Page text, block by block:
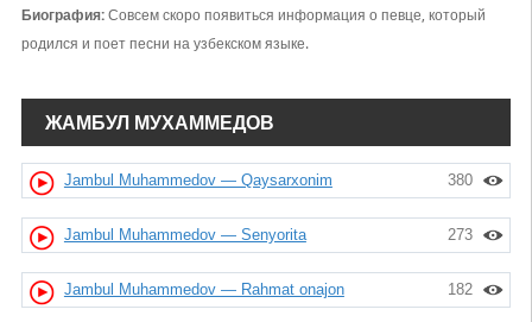
Биография: Совсем скоро появиться информация о певце, который
родился и поет песни на узбекском языке.
ЖАМБУЛ МУХАММЕДОВ
380
Jambul Muhammedov — Qaysarxonim
273
Jambul Muhammedov — Senyorita
182
Jambul Muhammedov — Rahmat onajon